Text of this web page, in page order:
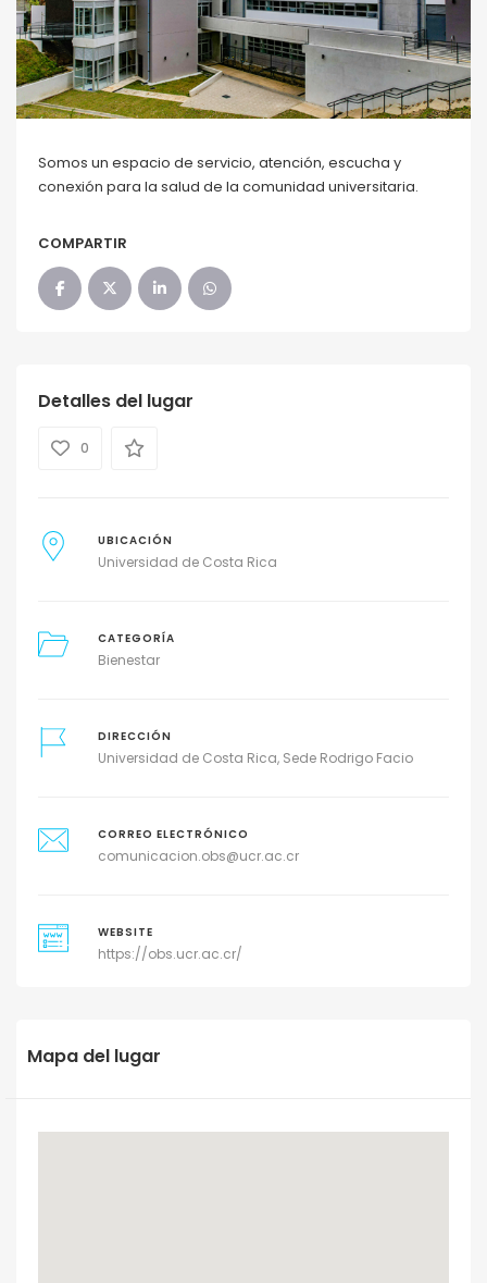
Somos un espacio de servicio, atención, escucha y
conexión para la salud de la comunidad universitaria.
COMPARTIR
Detalles del lugar
0
UBICACIÓN
Universidad de Costa Rica
CATEGORÍA
Bienestar
DIRECCIÓN
Universidad de Costa Rica, Sede Rodrigo Facio
CORREO ELECTRÓNICO
comunicacion.obs@ucr.ac.cr
WEBSITE
https://obs.ucr.ac.cr/
Mapa del lugar